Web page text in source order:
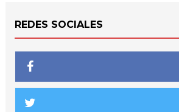
REDES SOCIALES